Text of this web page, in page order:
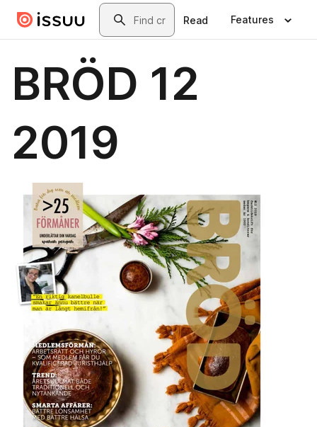
Skip to main contentSearch
Read Features
BRÖD 12
2019